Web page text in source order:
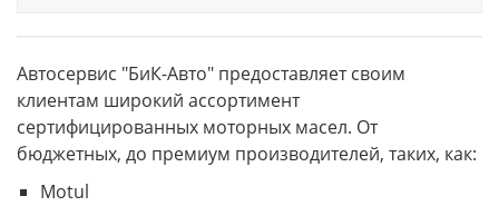
Автосервис "БиК-Авто" предоставляет своим
клиентам широкий ассортимент
сертифицированных моторных масел. От
бюджетных, до премиум производителей, таких, как:
Motul